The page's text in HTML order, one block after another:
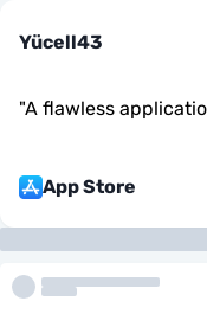
Yücell43
"A flawless
App Store